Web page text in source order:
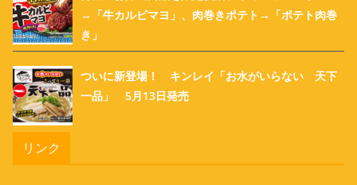
→「牛カルビマヨ」、肉巻きポテト→「ポテト肉巻
き」
ついに新登場！ キンレイ「お水がいらない 天下
一品」 5月13日発売
リンク